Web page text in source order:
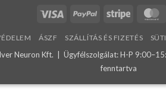
Visa PayPal Stripe
ÁSZF SZÁLLÍTÁS ÉS FIZETÉS
Neuron Kft. | Ügyfélszolgálat: H-P
fenntartva